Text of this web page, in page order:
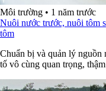
Môi trường • 1 năm trước
Nuôi nước trước, nuôi tôm
tôm
Chuẩn bị và quản lý nguồn
tố vô cùng quan trọng,